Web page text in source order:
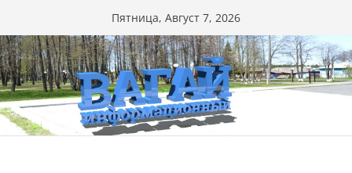
к
содержимому
Пятница, Август 7, 2026